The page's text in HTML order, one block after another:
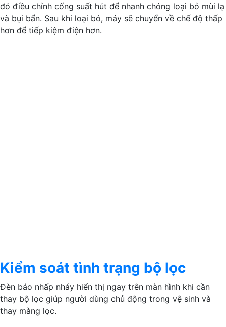
đó điều chỉnh cống suất hút để nhanh chóng loại bỏ mùi lạ
và bụi bẩn. Sau khi loại bỏ, máy sẽ chuyển về chế độ thấp
hơn để tiếp kiệm điện hơn.
Kiểm soát tình trạng bộ lọc
Đèn báo nhấp nháy hiển thị ngay trên màn hình khi cần
thay bộ lọc giúp người dùng chủ động trong vệ sinh và
thay màng lọc.